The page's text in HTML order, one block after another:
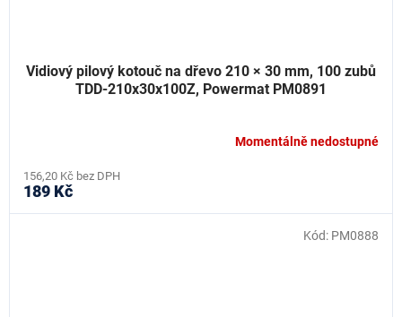
Vidiový pilový kotouč na dřevo 210 × 30 mm, 100 zubů
TDD-210x30x100Z, Powermat PM0891
Momentálně nedostupné
156,20 Kč bez DPH
189 Kč
Kód: PM0888